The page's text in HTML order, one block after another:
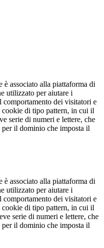
è associato alla piattaforma di
utilizzato per aiutare i
dei visitatori e
di tipo pattern, in cui il
serie di numeri e lettere, che
il dominio che imposta il
è associato alla piattaforma di
utilizzato per aiutare i
dei visitatori e
di tipo pattern, in cui il
serie di numeri e lettere, che
il dominio che imposta il